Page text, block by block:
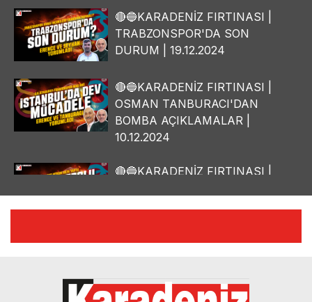
🔴🔵KARADENİZ FIRTINASI |
TRABZONSPOR'DA SON
DURUM | 19.12.2024
🔴🔵KARADENİZ FIRTINASI |
OSMAN TANBURACI'DAN
BOMBA AÇIKLAMALAR |
10.12.2024
🔴🔵KARADENİZ FIRTINASI |
🔴🔵KARADENİZ FIRTINASI |
05.12.2024